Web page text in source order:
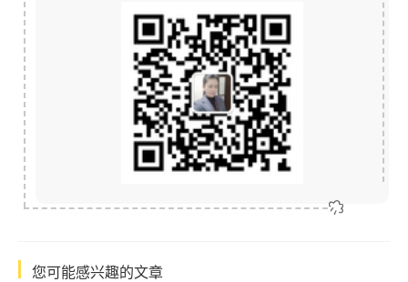
您可能感兴趣的文章